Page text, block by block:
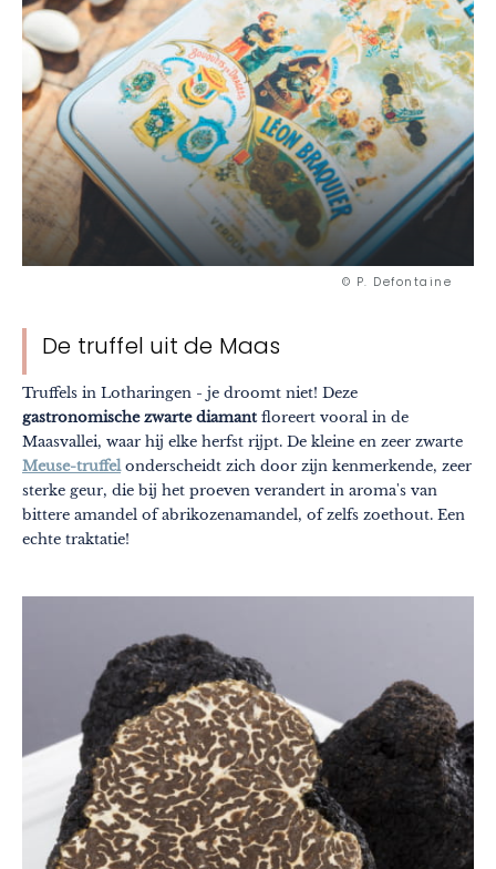
© P. Defontaine
De truffel uit de Maas
Truffels in Lotharingen - je droomt niet! Deze
gastronomische zwarte diamantfloreert vooral in de
Maasvallei, waar hij elke herfst rijpt. De kleine en zeer zwarte
Meuse-truffelonderscheidt zich door zijn kenmerkende, zeer
sterke geur, die bij het proeven verandert in aroma's van
bittere amandel of abrikozenamandel, of zelfs zoethout. Een
echte traktatie!